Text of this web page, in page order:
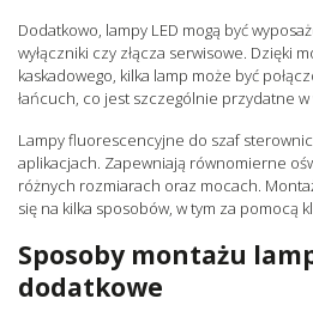
Dodatkowo, lampy LED mogą być
wyłączniki czy złącza serwisowe. Dzięki
kaskadowego, kilka lamp może być
łańcuch, co jest szczególnie przydatne w
Lampy fluorescencyjne do szaf
aplikacjach. Zapewniają równomierne
różnych rozmiarach oraz mocach.
się na kilka sposobów, w tym za pomocą
Sposoby montażu
dodatkowe